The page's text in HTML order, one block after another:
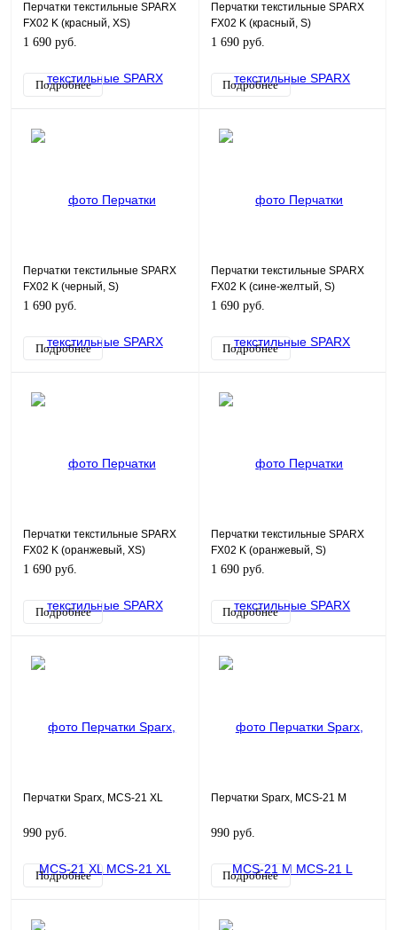
Перчатки текстильные SPARX
FX02 K (красный, XS)
1 690 руб.
Подробнее
Перчатки текстильные SPARX
FX02 K (красный, S)
1 690 руб.
Подробнее
Перчатки текстильные SPARX
FX02 K (черный, S)
1 690 руб.
Подробнее
Перчатки текстильные SPARX
FX02 K (сине-желтый, S)
1 690 руб.
Подробнее
Перчатки текстильные SPARX
FX02 K (оранжевый, XS)
1 690 руб.
Подробнее
Перчатки текстильные SPARX
FX02 K (оранжевый, S)
1 690 руб.
Подробнее
Перчатки Sparx, MCS-21 XL
990 руб.
Подробнее
Перчатки Sparx, MCS-21 M
990 руб.
Подробнее